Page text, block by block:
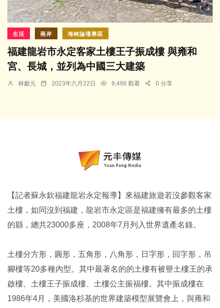
生活 兩岸 海峽論壇專區
福建龍岩市永定客家土樓王子振成樓 與雍和
宮、長城，並列為中國三大建築
林獻元 2023年六月22日 9,498 觀看 0 分享
【記者蘇永欽福建龍岩永定報導】來福建旅遊若沒參觀客家
土樓，如同沒到福建，龍岩市永定區是福建擁有最多的土樓
的縣，總共23000多座，2008年7月列入世界遺產名錄。
土樓分方形，圓形，五角形，八角形，日字形，回字形，吊
腳樓等20多種內型。其中最著名的的土樓有被譽土樓王的承
啟樓、土樓王子振成樓、土樓公主振福樓。其中振成樓在
1986年4月，美國洛杉基的世界建築模型展覽會上，與雍和